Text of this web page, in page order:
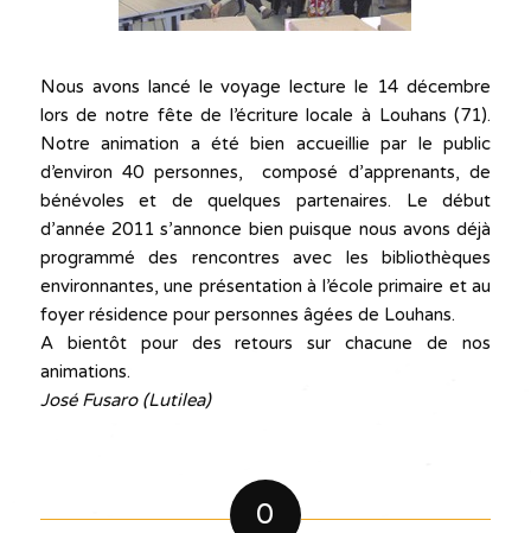
Nous avons lancé le voyage lecture le 14 décembre
lors de notre fête de l’écriture locale à Louhans (71).
Notre animation a été bien accueillie par le public
d’environ 40 personnes, composé d’apprenants, de
bénévoles et de quelques partenaires. Le début
d’année 2011 s’annonce bien puisque nous avons déjà
programmé des rencontres avec les bibliothèques
environnantes, une présentation à l’école primaire et au
foyer résidence pour personnes âgées de Louhans.
A bientôt pour des retours sur chacune de nos
animations.
José Fusaro (Lutilea)
0